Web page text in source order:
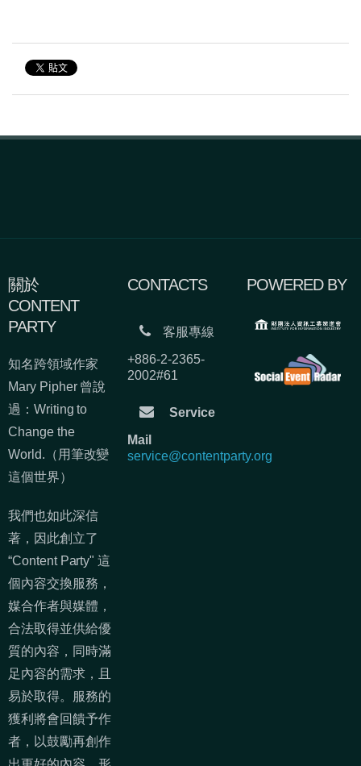
關於
CONTENT
PARTY
知名跨領域作家
Mary Pipher 曾說
過：Writing to
Change the
World.（用筆改變
這個世界）
我們也如此深信
著，因此創立了
“Content Party" 這
個內容交換服務，
媒合作者與媒體，
合法取得並供給優
質的內容，同時滿
足內容的需求，且
易於取得。服務的
獲利將會回饋予作
者，以鼓勵再創作
CONTACTS
客服專線
+886-2-2365-
2002#61
Service
Mail
service@contentparty.org
POWERED BY